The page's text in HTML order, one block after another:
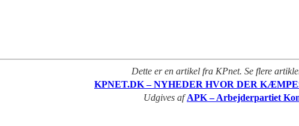
Dette er en artikel fra KPnet. Se flere
KPNET.DK – NYHEDER HVOR DER
Udgives afAPK – Arbejderpartiet